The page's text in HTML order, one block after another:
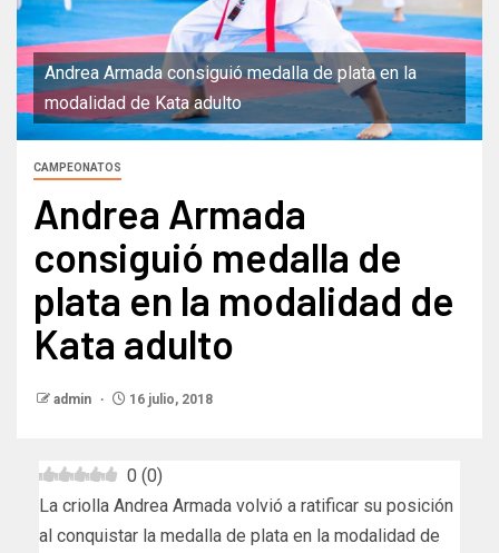
Andrea Armada consiguió medalla de plata en la
modalidad de Kata adulto
CAMPEONATOS
Andrea Armada
consiguió medalla de
plata en la modalidad de
Kata adulto
admin 16 julio, 2018
0 (0)
La criolla Andrea Armada volvió a ratificar su posición
al conquistar la medalla de plata en la modalidad de